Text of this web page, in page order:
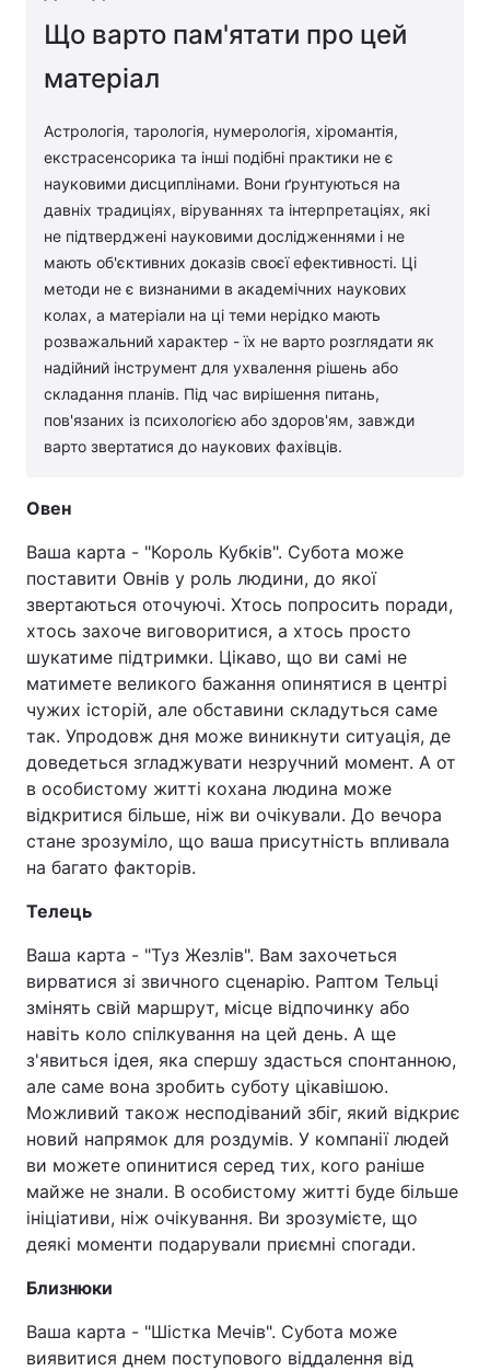
Що варто пам'ятати про цей
матеріал
Астрологія, тарологія, нумерологія, хіромантія,
екстрасенсорика та інші подібні практики не є
науковими дисциплінами. Вони ґрунтуються на
давніх традиціях, віруваннях та інтерпретаціях, які
не підтверджені науковими дослідженнями і не
мають об'єктивних доказів своєї ефективності. Ці
методи не є визнаними в академічних наукових
колах, а матеріали на ці теми нерідко мають
розважальний характер - їх не варто розглядати як
надійний інструмент для ухвалення рішень або
складання планів. Під час вирішення питань,
пов'язаних із психологією або здоров'ям, завжди
варто звертатися до наукових фахівців.
Овен
Ваша карта - "Король Кубків". Субота може
поставити Овнів у роль людини, до якої
звертаються оточуючі. Хтось попросить поради,
хтось захоче виговоритися, а хтось просто
шукатиме підтримки. Цікаво, що ви самі не
матимете великого бажання опинятися в центрі
чужих історій, але обставини складуться саме
так. Упродовж дня може виникнути ситуація, де
доведеться згладжувати незручний момент. А от
в особистому житті кохана людина може
відкритися більше, ніж ви очікували. До вечора
стане зрозуміло, що ваша присутність впливала
на багато факторів.
Телець
Ваша карта - "Туз Жезлів". Вам захочеться
вирватися зі звичного сценарію. Раптом Тельці
змінять свій маршрут, місце відпочинку або
навіть коло спілкування на цей день. А ще
з'явиться ідея, яка спершу здасться спонтанною,
але саме вона зробить суботу цікавішою.
Можливий також несподіваний збіг, який відкриє
новий напрямок для роздумів. У компанії людей
ви можете опинитися серед тих, кого раніше
майже не знали. В особистому житті буде більше
ініціативи, ніж очікування. Ви зрозумієте, що
деякі моменти подарували приємні спогади.
Близнюки
Ваша карта - "Шістка Мечів". Субота може
виявитися днем поступового віддалення від